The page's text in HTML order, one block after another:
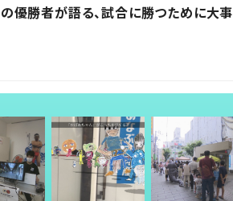
優勝者が語る、試合に勝つために大事